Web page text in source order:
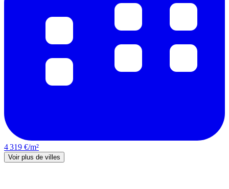
4 319 €/m²
Voir plus de villes